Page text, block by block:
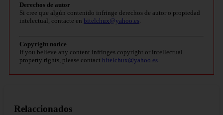
Derechos de autor
Si cree que algún contenido infringe derechos de autor o propiedad
intelectual, contacte en bitelchux@yahoo.es
Copyright notice
If you believe any content infringes copyright or intellectual
property rights, please contact bitelchux@yahoo.es
Relaccionados